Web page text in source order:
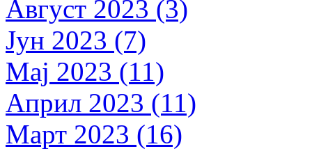
Август 2023 (3)
Јун 2023 (7)
Мај 2023 (11)
Април 2023 (11)
Март 2023 (16)